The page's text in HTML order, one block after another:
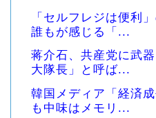
「セルフレジは便利
誰もが感じる「...
蒋介石、共産党に武
大隊長」と呼ば...
韓国メディア「経済
も中味はメモリ...